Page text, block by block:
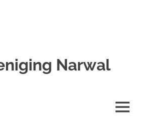
Narwal
MENU